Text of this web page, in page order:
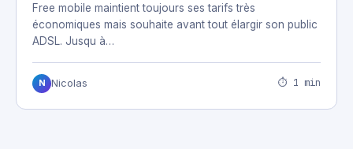
Free mobile maintient toujours ses tarifs très
économiques mais souhaite avant tout élargir son public
ADSL. Jusqu à…
N Nicolas ⏱ 1 min